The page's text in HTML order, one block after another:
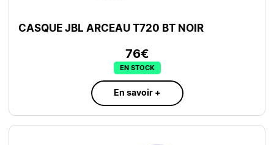
CASQUE JBL ARCEAU T720 BT NOIR
76€
EN STOCK
En savoir +